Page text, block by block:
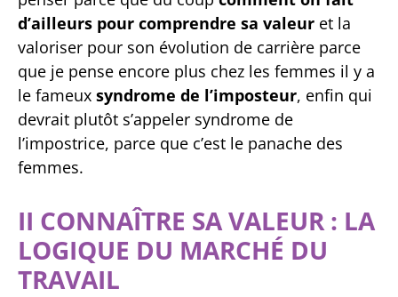
d’ailleurs pour comprendre sa valeur et la
valoriser pour son évolution de carrière parce
que je pense encore plus chez les femmes il y a
le fameux syndrome de l’imposteur, enfin qui
devrait plutôt s’appeler syndrome de
l’impostrice, parce que c’est le panache des
femmes.
II CONNAÎTRE SA VALEUR : LA
LOGIQUE DU MARCHÉ DU
TRAVAIL